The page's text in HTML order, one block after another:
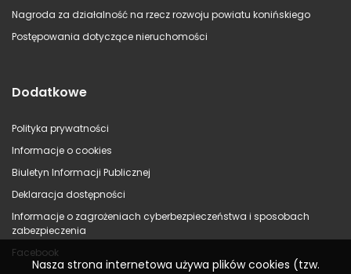
Nagroda za działalność na rzecz rozwoju powiatu konińskiego
Postępowania dotyczące nieruchomości
Dodatkowe
Polityka prywatności
Informacje o cookies
Biuletyn Informacji Publicznej
Deklaracja dostępności
Informacje o zagrożeniach cyberbezpieczeństwa i sposobach
zabezpieczenia
Facebook
Nasza strona internetowa używa plików cookies (tzw.